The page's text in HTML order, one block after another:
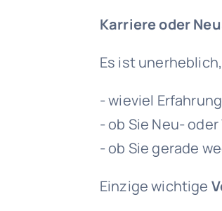
Karriere oder
Es ist unerheblich,
- wieviel
- ob Sie Neu-
- ob Sie gerade
Einzige wichtige